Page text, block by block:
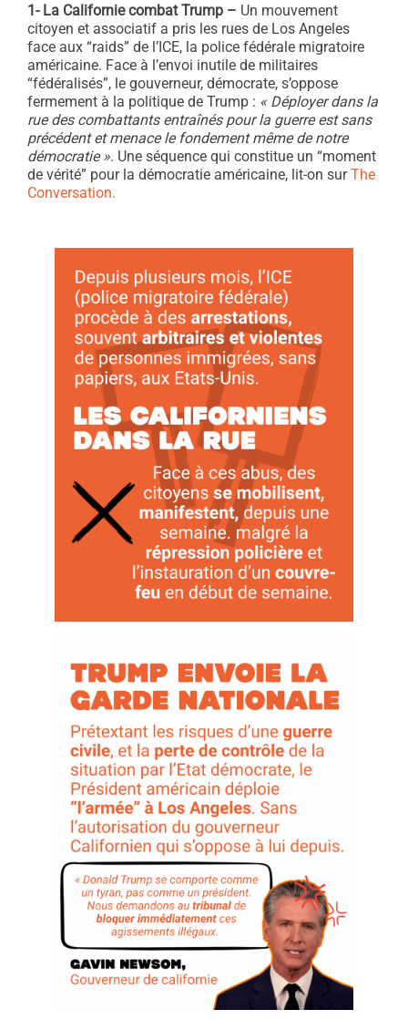
1- La Californie combat Trump – Un mouvement
citoyen et associatif a pris les rues de Los Angeles
face aux “raids” de l’ICE, la police fédérale migratoire
américaine. Face à l’envoi inutile de militaires
“fédéralisés”, le gouverneur, démocrate, s’oppose
fermement à la politique de Trump : « Déployer dans la
rue des combattants entraînés pour la guerre est sans
précédent et menace le fondement même de notre
démocratie ». Une séquence qui constitue un “moment
de vérité” pour la démocratie américaine, lit-on surThe
Conversation.